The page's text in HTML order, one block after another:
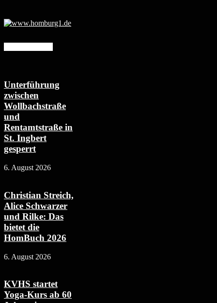
Unterführung
zwischen
Wollbachstraße
und
Rentamtstraße in
St. Ingbert
gesperrt
6. August 2026
Christian Streich,
Alice Schwarzer
und Rilke: Das
bietet die
HomBuch 2026
6. August 2026
KVHS startet
Yoga-Kurs ab 60